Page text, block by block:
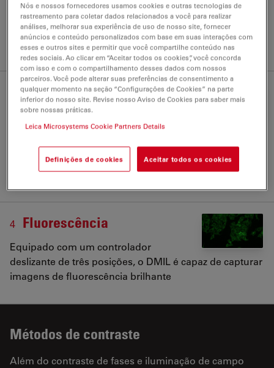
Se a sua produção de células atingir o
próximo patamar, o DM IL Cell Factory é a escolha
certa
Relaxado e confortável
O design ergonômico dos controles,
como o seletor de foco, controlador de brilho, ajuste de
altura do condensador, suporte de objetiva e o ajuste
de platina XY, permite que o usuário trabalhe e
manipule confortavelmente suas amostras
4 Fluorescência
Equipado com um controlador
deslizante de três posições, o DMIL é capaz de capturar
imagens de fluorescência brilhante
Métodos de contraste
Além do contraste de fases e iluminação de campo
Nós e nossos fornecedores usamos cookies e outras tecnologias de
rastreamento para coletar dados relacionados a você para realizar
análises, melhorar sua experiência de uso de nosso site, fornecer
anúncios e conteúdo personalizados com base em suas interações com
esses e outros sites e permitir que você compartilhe conteúdo nas
redes sociais. Ao clicar em “Aceitar todos os cookies”, você concorda
com isso e com o compartilhamento desses dados com nossos
parceiros. Você pode alterar suas preferências de consentimento a
qualquer momento na seção “Configurações de Cookies” na parte
inferior do nosso site. Revise nosso Aviso de Cookies para saber mais
sobre nossas práticas.
Leica Microsystems Cookie Partners Details
Definições de cookies Aceitar todos os cookies